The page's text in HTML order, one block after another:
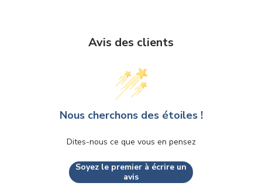
Avis des clients
Nous cherchons des étoiles !
Dites-nous ce que vous en pensez
Soyez le premier à écrire un
avis